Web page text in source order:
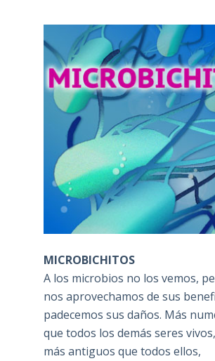
MICROBICHITOS
A los microbios no los vemos,
nos aprovechamos de sus
padecemos sus daños. Más
que todos los demás seres
más antiguos que todos ellos,